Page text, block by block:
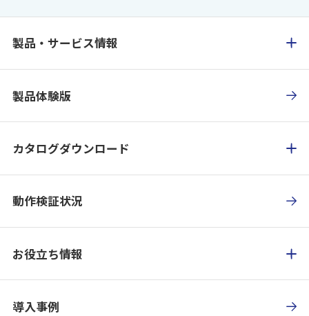
製品・サービス情報
製品体験版
カタログダウンロード
動作検証状況
お役立ち情報
導入事例